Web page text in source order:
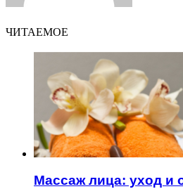
ЧИТАЕМОЕ
Массаж лица: уход и